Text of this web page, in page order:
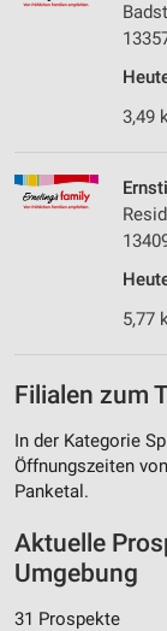
3,49
5,77
Filialen zum
In der Kategorie
Öffnungszeiten
Panketal.
Aktuelle
Umgebung
31 Prospekte